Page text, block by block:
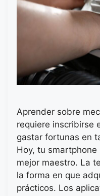
Aprender sobre
requiere inscribirse
gastar fortunas en
Hoy, tu
mejor maestro. La
la forma en que
prácticos. Los